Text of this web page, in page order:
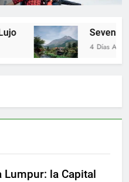
Seven
4 Días Atrás
Lumpur: la Capital